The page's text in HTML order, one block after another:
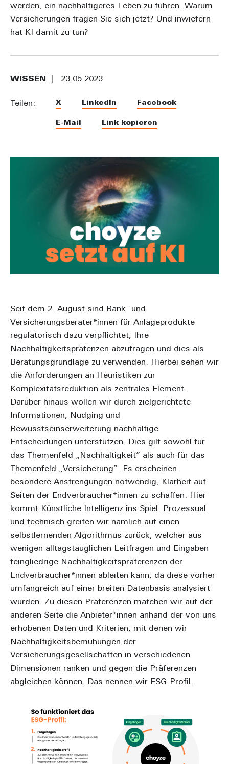
werden, ein nachhaltigeres Leben zu führen. Warum
Versicherungen fragen Sie sich jetzt? Und inwiefern
hat KI damit zu tun?
WISSEN 23.05.2023
Teilen: X LinkedIn Facebook
E-Mail Link kopieren
Seit dem 2. August sind Bank- und
Versicherungsberater*innen für Anlageprodukte
regulatorisch dazu verpflichtet, Ihre
Nachhaltigkeitspräfenzen abzufragen und dies als
Beratungsgrundlage zu verwenden. Hierbei sehen wir
die Anforderungen an Heuristiken zur
Komplexitätsreduktion als zentrales Element.
Darüber hinaus wollen wir durch zielgerichtete
Informationen, Nudging und
Bewusstseinserweiterung nachhaltige
Entscheidungen unterstützen. Dies gilt sowohl für
das Themenfeld „Nachhaltigkeit” als auch für das
Themenfeld „Versicherung”. Es erscheinen
besondere Anstrengungen notwendig, Klarheit auf
Seiten der Endverbraucher*innen zu schaffen. Hier
kommt Künstliche Intelligenz ins Spiel. Prozessual
und technisch greifen wir nämlich auf einen
selbstlernenden Algorithmus zurück, welcher aus
wenigen alltagstauglichen Leitfragen und Eingaben
feingliedrige Nachhaltigkeitspräferenzen der
Endverbraucher*innen ableiten kann, da diese vorher
umfangreich auf einer breiten Datenbasis analysiert
wurden. Zu diesen Präferenzen matchen wir auf der
anderen Seite die Anbieter*innen anhand der von uns
erhobenen Daten und Kriterien, mit denen wir
Nachhaltigkeitsbemühungen der
Versicherungsgesellschaften in verschiedenen
Dimensionen ranken und gegen die Präferenzen
abgleichen können. Das nennen wir ESG-Profil.